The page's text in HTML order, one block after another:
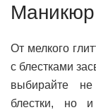
Маникюр
От мелкого
с блестками
выбирайте
блестки, но